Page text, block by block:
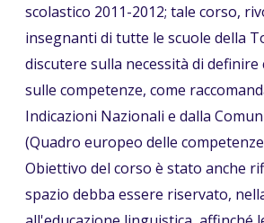
scolastico 2011-2012; tale corso,
insegnanti di tutte le scuole della
discutere sulla necessità di
sulle competenze, come
Indicazioni Nazionali e dalla
(Quadro europeo delle
Obiettivo del corso è stato anche
spazio debba essere riservato,